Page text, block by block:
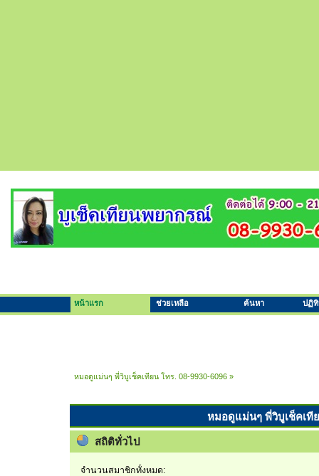
หน้าแรก ช่วยเหลือ ค้นหา ปฏิ
หมอดูแม่นๆ พี่วิบูเช็คเทียน โทร. 08-9930-6096 »
หมอดูแม่นๆ พี่วิบูเช็คเที
สถิติทั่วไป
จำนวนสมาชิกทั้งหมด: